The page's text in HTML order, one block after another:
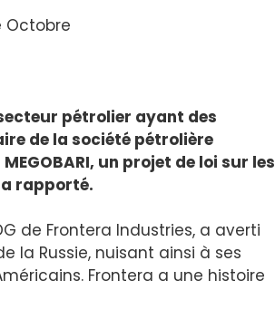
Octobre
pétrolier ayant des
de la société pétrolière
un projet de loi sur les
rapporté.
de Frontera Industries, a averti
la Russie, nuisant ainsi à ses
Frontera a une histoire